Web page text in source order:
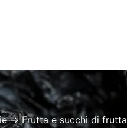
→Frutta e succhi di frutta